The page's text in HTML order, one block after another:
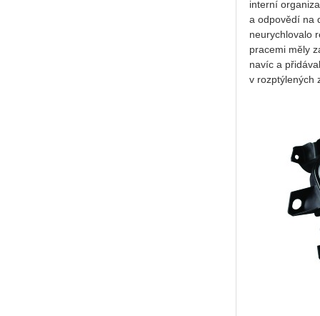
interní
a odpovědí na
neurychlovalo
pracemi měly
navíc a
v rozptýlených